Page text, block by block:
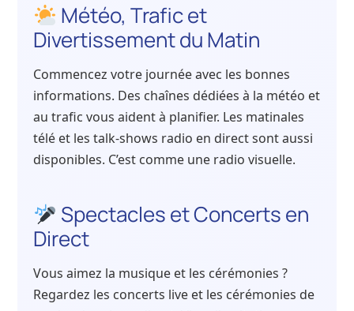
Météo, Trafic et
Divertissement du Matin
Commencez votre journée avec les bonnes
informations. Des chaînes dédiées à la météo et
au trafic vous aident à planifier. Les matinales
télé et les talk-shows radio en direct sont aussi
disponibles. C’est comme une radio visuelle.
Spectacles et Concerts en
Direct
Vous aimez la musique et les cérémonies ?
Regardez les concerts live et les cérémonies de